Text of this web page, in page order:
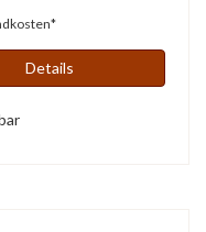
Details